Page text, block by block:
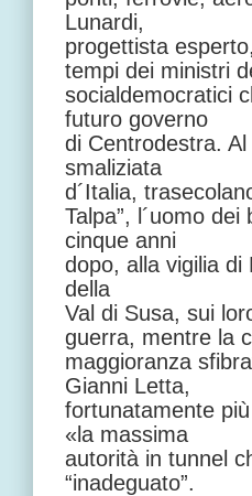
Lunardi,
progettista
tempi dei ministri
socialdemocratici
futuro governo
di Centrodestra.
smaliziata
d´Italia,
Talpa”, l´uomo
cinque anni
dopo, alla vigilia
della
Val di Susa, sui
guerra, mentre la
maggioranza
Gianni Letta,
fortunatamente
«la massima
autorità in tunnel
“inadeguato”.